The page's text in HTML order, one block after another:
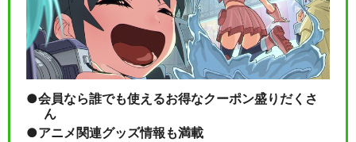
会員なら誰でも使えるお得なクーポン盛りだくさ
ん
アニメ関連グッズ情報も満載